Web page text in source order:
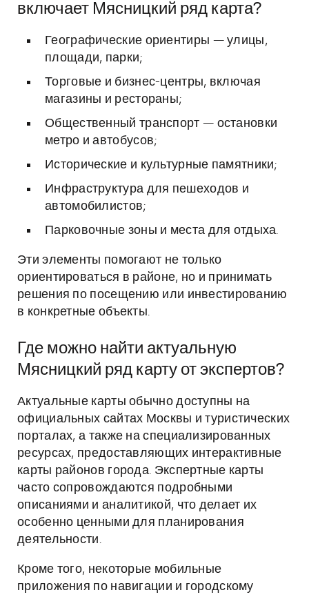
включает Мясницкий ряд карта?
Географические ориентиры — улицы,
площади, парки;
Торговые и бизнес-центры, включая
магазины и рестораны;
Общественный транспорт — остановки
метро и автобусов;
Исторические и культурные памятники;
Инфраструктура для пешеходов и
автомобилистов;
Парковочные зоны и места для отдыха.
Эти элементы помогают не только
ориентироваться в районе, но и принимать
решения по посещению или инвестированию
в конкретные объекты.
Где можно найти актуальную
Мясницкий ряд карту от экспертов?
Актуальные карты обычно доступны на
официальных сайтах Москвы и туристических
порталах, а также на специализированных
ресурсах, предоставляющих интерактивные
карты районов города. Экспертные карты
часто сопровождаются подробными
описаниями и аналитикой, что делает их
особенно ценными для планирования
деятельности.
Кроме того, некоторые мобильные
приложения по навигации и городскому